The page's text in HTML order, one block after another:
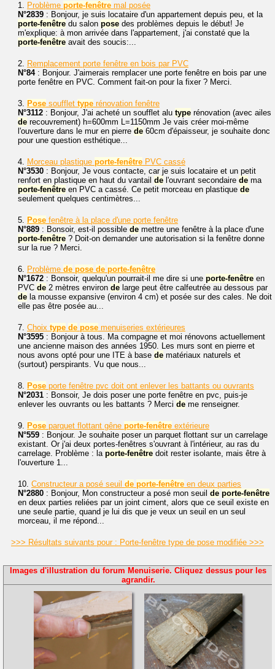
1. Problème porte-fenêtre mal posée
N°2839 : Bonjour, je suis locataire d'un appartement depuis peu, et la
porte-fenêtre du salon pose des problèmes depuis le début! Je
m'explique: à mon arrivée dans l'appartement, j'ai constaté que la
porte-fenêtre avait des soucis:...
2. Remplacement porte fenêtre en bois par PVC
N°84: Bonjour. J'aimerais remplacer une porte fenêtre en bois par une
porte fenêtre en PVC. Comment fait-on pour la fixer ? Merci.
3. Pose soufflet type rénovation fenêtre
N°3112 : Bonjour, J'ai acheté un soufflet alu type rénovation (avec ailes
de recouvrement) h=600mm L=1150mm Je vais créer moi-même
l'ouverture dans le mur en pierre de 60cm d'épaisseur, je souhaite donc
pour une question esthétique...
4. Morceau plastique porte-fenêtre PVC cassé
N°3530 : Bonjour, Je vous contacte, car je suis locataire et un petit
renfort en plastique en haut du vantail de l'ouvrant secondaire de ma
porte-fenêtre en PVC a cassé. Ce petit morceau en plastique de
seulement quelques centimètres...
5. Pose fenêtre à la place d'une porte fenêtre
N°889 : Bonsoir, est-il possible de mettre une fenêtre à la place d'une
porte-fenêtre ? Doit-on demander une autorisation si la fenêtre donne
sur la rue ? Merci.
6. Problème de pose de porte-fenêtre
N°1672 : Bonsoir, quelqu'un pourrait-il me dire si une porte-fenêtre en
PVC de 2 mètres environ de large peut être calfeutrée au dessous par
de la mousse expansive (environ 4 cm) et posée sur des cales. Ne doit
elle pas être posée au...
7. Choix type de pose menuiseries extérieures
N°3595 : Bonjour à tous. Ma compagne et moi rénovons actuellement
une ancienne maison des années 1950. Les murs sont en pierre et
nous avons opté pour une ITE à base de matériaux naturels et
(surtout) perspirants. Vu que nous...
8. Pose porte fenêtre pvc doit ont enlever les battants ou ouvrants
N°2031 : Bonsoir, Je dois poser une porte fenêtre en pvc, puis-je
enlever les ouvrants ou les battants ? Merci de me renseigner.
9. Pose parquet flottant gêne porte-fenêtre extérieure
N°559 : Bonjour. Je souhaite poser un parquet flottant sur un carrelage
existant. Or j'ai deux portes-fenêtres s'ouvrant à l'intérieur, au ras du
carrelage. Problème : la porte-fenêtre doit rester isolante, mais être à
l'ouverture 1...
10. Constructeur a posé seuil de porte-fenêtre en deux parties
N°2880 : Bonjour, Mon constructeur a posé mon seuil de porte-fenêtre
en deux parties reliées par un joint ciment, alors que ce seuil existe en
une seule partie, quand je lui dis que je veux un seuil en un seul
morceau, il me répond...
>>> Résultats suivants pour : Porte-fenêtre type de pose modifiée >>>
Images d'illustration du forum Menuiserie. Cliquez dessus pour les
agrandir.